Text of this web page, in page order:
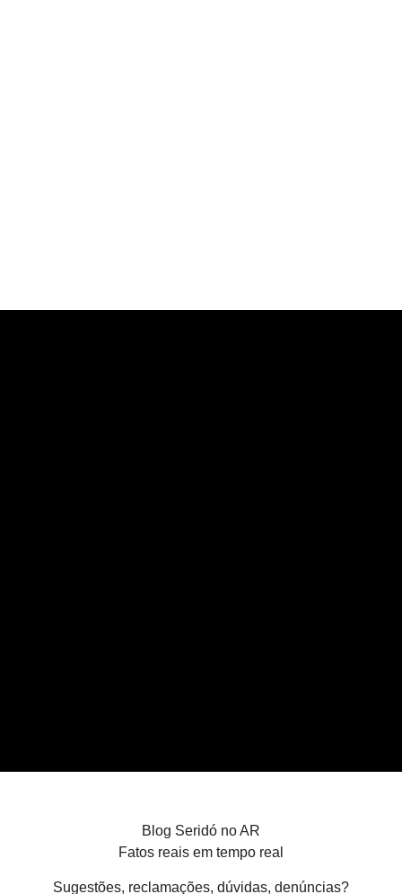
Blog Seridó no AR
Fatos reais em tempo real
Sugestões, reclamações, dúvidas, denúncias?